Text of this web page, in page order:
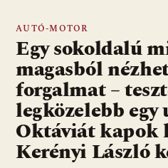
AUTÓ-MOTOR
Egy sokoldalú
magasból
forgalmat –
legközelebb egy
Oktáviát kapok
Kerényi László